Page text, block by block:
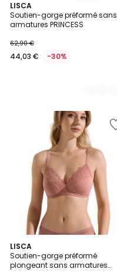
LISCA
Soutien-gorge préformé sans
armatures PRINCESS
62,90 €
44,03 € -30%
2
Couleurs
LISCA
Soutien-gorge préformé
plongeant sans armatures
2
Couleurs